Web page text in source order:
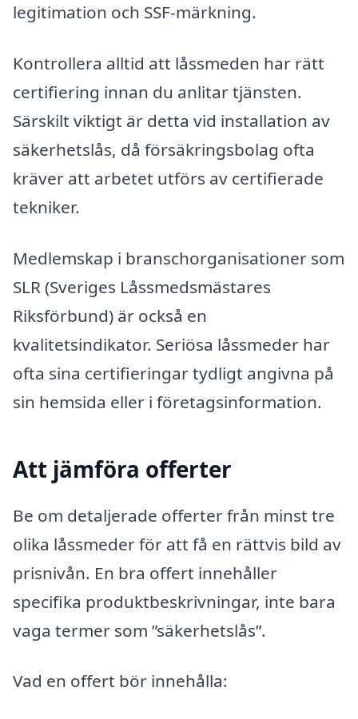
legitimation och SSF-märkning.
Kontrollera alltid att låssmeden har rätt
certifiering innan du anlitar tjänsten.
Särskilt viktigt är detta vid installation av
säkerhetslås, då försäkringsbolag ofta
kräver att arbetet utförs av certifierade
tekniker.
Medlemskap i branschorganisationer som
SLR (Sveriges Låssmedsmästares
Riksförbund) är också en
kvalitetsindikator. Seriösa låssmeder har
ofta sina certifieringar tydligt angivna på
sin hemsida eller i företagsinformation.
Att jämföra offerter
Be om detaljerade offerter från minst tre
olika låssmeder för att få en rättvis bild av
prisnivån. En bra offert innehåller
specifika produktbeskrivningar, inte bara
vaga termer som ”säkerhetslås”.
Vad en offert bör innehålla: